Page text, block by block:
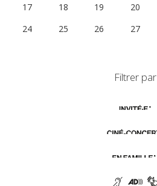
17
18 19 20
24
25 26 27
Filtrer par